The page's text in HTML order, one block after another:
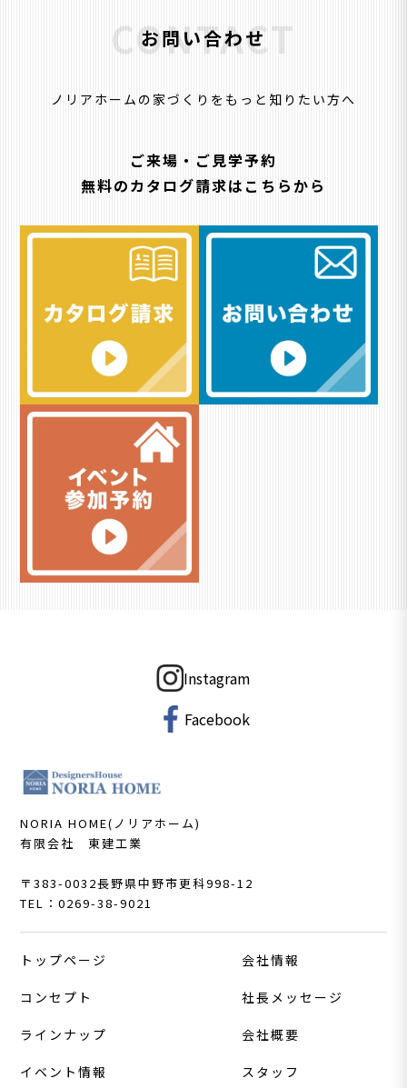
お問い合わせ
CONTACT
ノリアホームの家づくりをもっと知りたい方へ
ご来場・ご見学予約
無料のカタログ請求はこちらから
Instagram
Facebook
NORIA HOME(ノリアホーム)
有限会社 東建工業
〒383-0032長野県中野市更科998-12
TEL：0269-38-9021
トップページ
コンセプト
ラインナップ
イベント情報
会社情報
社長メッセージ
会社概要
スタッフ